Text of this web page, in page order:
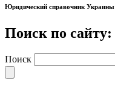
Юридический справочник Украины
Поиск по сайту:
Поиск